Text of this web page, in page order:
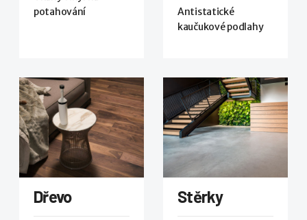
potahování
Antistatické
kaučukové podlahy
Dřevo Stěrky